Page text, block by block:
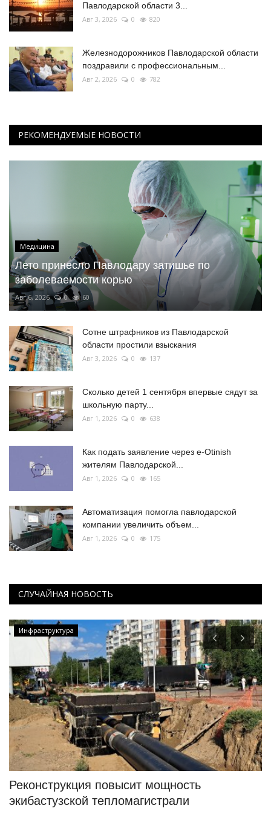
Павлодарской области 3...
Авг 3, 2026 0 820
Железнодорожников Павлодарской области
поздравили с профессиональным...
Авг 2, 2026 0 782
РЕКОМЕНДУЕМЫЕ НОВОСТИ
Медицина
Лето принесло Павлодару затишье по
заболеваемости корью
Авг 6, 2026 0 60
Сотне штрафников из Павлодарской
области простили взыскания
Авг 3, 2026 0 137
Сколько детей 1 сентября впервые сядут за
школьную парту...
Авг 1, 2026 0 638
Как подать заявление через e-Otinish
жителям Павлодарской...
Авг 1, 2026 0 165
Автоматизация помогла павлодарской
компании увеличить объем...
Авг 1, 2026 0 175
СЛУЧАЙНАЯ НОВОСТЬ
Инфраструктура
Реконструкция повысит мощность
экибастузской тепломагистрали